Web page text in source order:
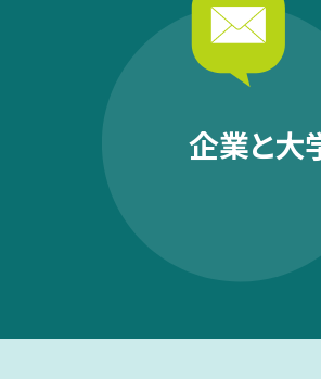
企業と大